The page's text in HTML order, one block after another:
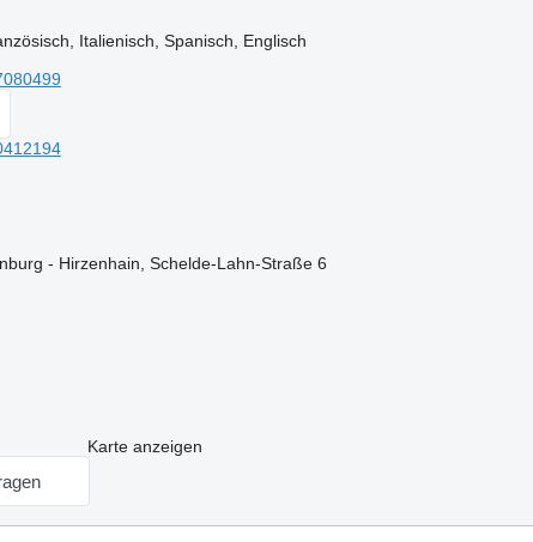
Italienisch, Spanisch, Englisch
- Hirzenhain, Schelde-Lahn-Straße 6
Karte anzeigen